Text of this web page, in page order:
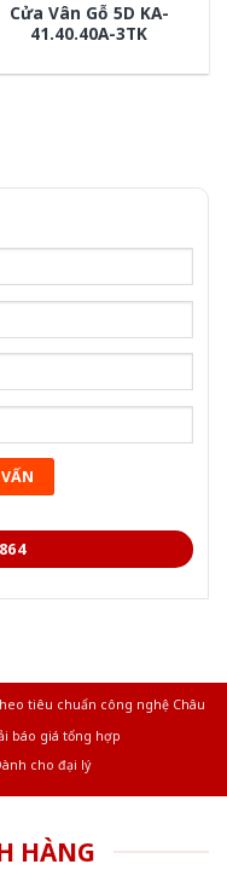
Cửa Vân Gỗ 5D KA-
41.40.40A-3TK
tiêu chuẩn công nghệ Châu
báo giá tổng hợp
cho đại lý
HÀNG